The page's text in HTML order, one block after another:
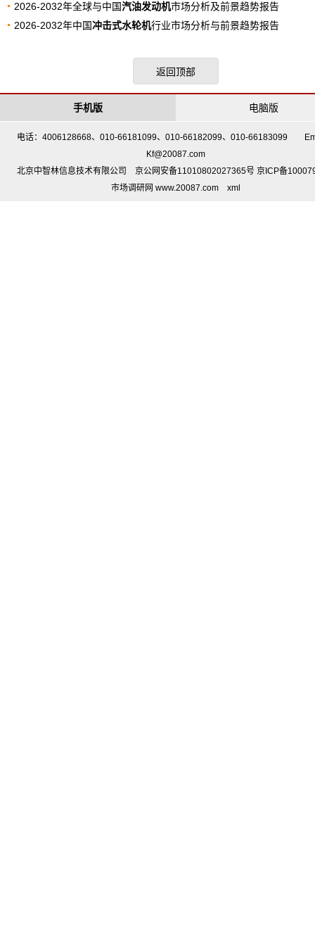
2026-2032年全球与中国汽油发动机市场分析及前景趋势报告
2026-2032年中国冲击式水轮机行业市场分析与前景趋势报告
返回顶部
电脑版
手机版
电话：4006128668、010-66181099、010-66182099、010-66183099
Kf@20087.com
北京中智林信息技术有限公司 京公网安备11010802027365号 京ICP备
市场调研网 www.20087.com
xml